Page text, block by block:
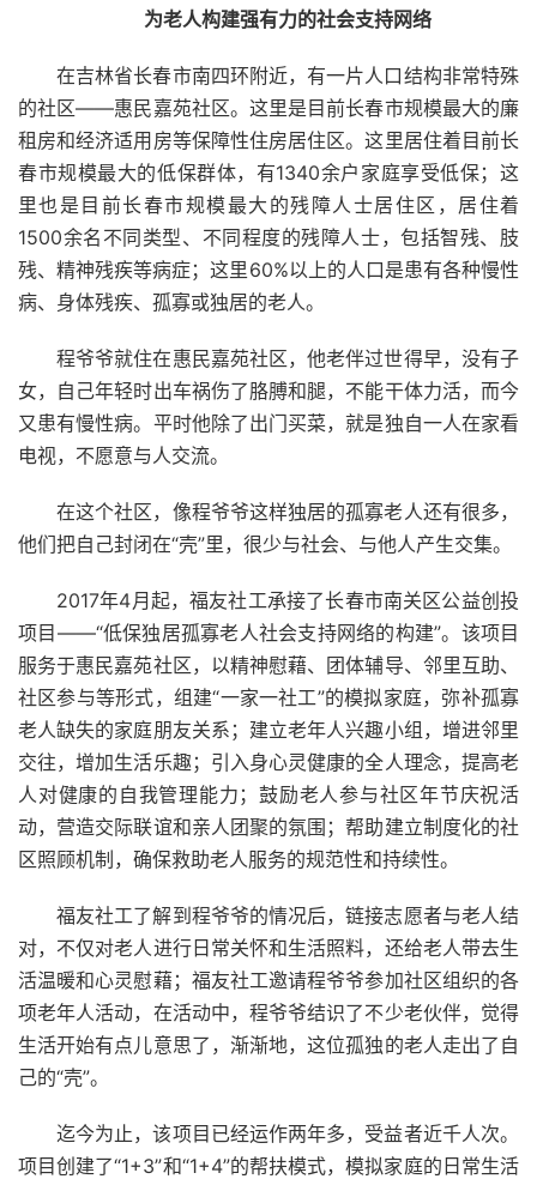
为老人构建强有力的社会支持网络
在吉林省长春市南四环附近，有一片人口结构非常特殊
的社区——惠民嘉苑社区。这里是目前长春市规模最大的廉
租房和经济适用房等保障性住房居住区。这里居住着目前长
春市规模最大的低保群体，有1340余户家庭享受低保；这
里也是目前长春市规模最大的残障人士居住区，居住着
1500余名不同类型、不同程度的残障人士，包括智残、肢
残、精神残疾等病症；这里60%以上的人口是患有各种慢性
病、身体残疾、孤寡或独居的老人。
程爷爷就住在惠民嘉苑社区，他老伴过世得早，没有子
女，自己年轻时出车祸伤了胳膊和腿，不能干体力活，而今
又患有慢性病。平时他除了出门买菜，就是独自一人在家看
电视，不愿意与人交流。
在这个社区，像程爷爷这样独居的孤寡老人还有很多，
他们把自己封闭在“壳”里，很少与社会、与他人产生交集。
2017年4月起，福友社工承接了长春市南关区公益创投
项目——“低保独居孤寡老人社会支持网络的构建”。该项目
服务于惠民嘉苑社区，以精神慰藉、团体辅导、邻里互助、
社区参与等形式，组建“一家一社工”的模拟家庭，弥补孤寡
老人缺失的家庭朋友关系；建立老年人兴趣小组，增进邻里
交往，增加生活乐趣；引入身心灵健康的全人理念，提高老
人对健康的自我管理能力；鼓励老人参与社区年节庆祝活
动，营造交际联谊和亲人团聚的氛围；帮助建立制度化的社
区照顾机制，确保救助老人服务的规范性和持续性。
福友社工了解到程爷爷的情况后，链接志愿者与老人结
对，不仅对老人进行日常关怀和生活照料，还给老人带去生
活温暖和心灵慰藉；福友社工邀请程爷爷参加社区组织的各
项老年人活动，在活动中，程爷爷结识了不少老伙伴，觉得
生活开始有点儿意思了，渐渐地，这位孤独的老人走出了自
己的“壳”。
迄今为止，该项目已经运作两年多，受益者近千人次。
项目创建了“1+3”和“1+4”的帮扶模式，模拟家庭的日常生活